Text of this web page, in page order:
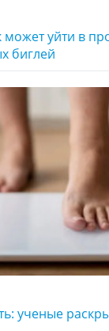
может уйти в
биглей
ученые